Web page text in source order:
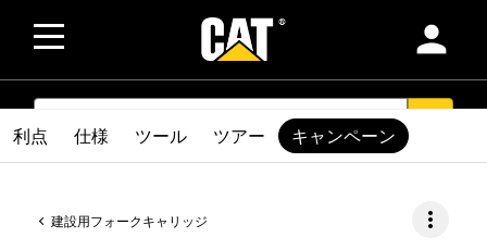
person
SEARCH
建設用フォークキャリッジ more_vert
利点 仕様 ツール ツアー キャンペーン